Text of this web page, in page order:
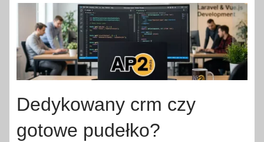
Dedykowany crm czy
gotowe pudełko?